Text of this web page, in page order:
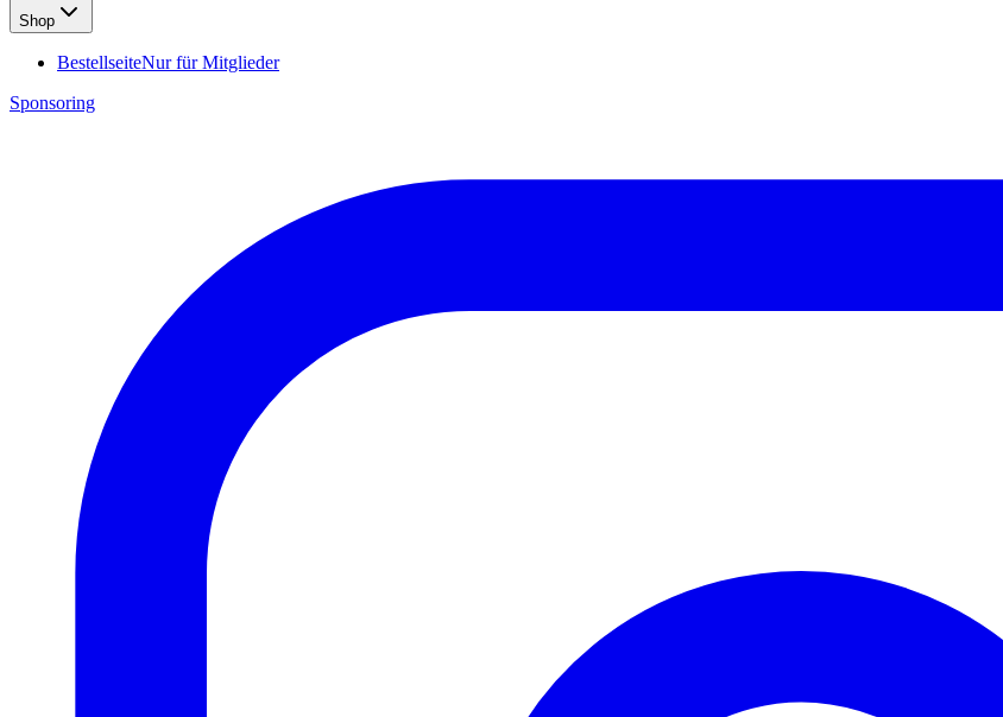
Shop
BestellseiteNur für Mitglieder
Sponsoring